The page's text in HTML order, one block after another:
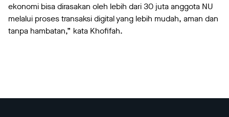
ekonomi bisa dirasakan oleh lebih dari 30 juta anggota NU
melalui proses transaksi digital yang lebih mudah, aman dan
tanpa hambatan,” kata Khofifah.